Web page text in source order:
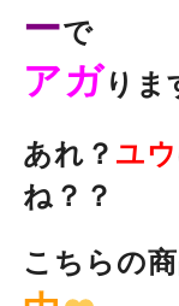
ーで
アガりま
あれ？ ユウ
ね？？
こちらの